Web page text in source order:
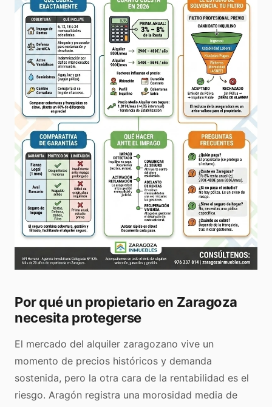
Por qué un propietario en Zaragoza
necesita protegerse
El mercado del alquiler zaragozano vive un
momento de precios históricos y demanda
sostenida, pero la otra cara de la rentabilidad es el
riesgo. Aragón registra una morosidad media de